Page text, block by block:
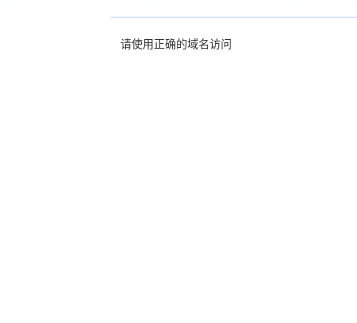
请使用正确的域名访问